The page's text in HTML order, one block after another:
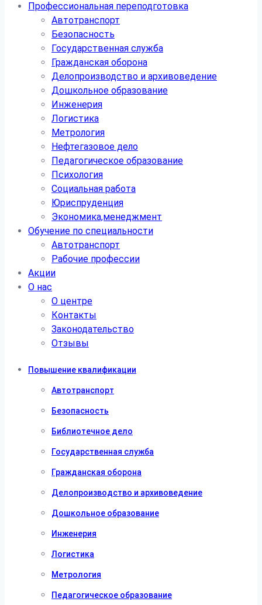
Профессиональная переподготовка
Автотранспорт
Безопасность
Государственная служба
Гражданская оборона
Делопроизводство и архивоведение
Дошкольное образование
Инженерия
Логистика
Метрология
Нефтегазовое дело
Педагогическое образование
Психология
Социальная работа
Юриспруденция
Экономика,менеджмент
Обучение по специальности
Автотранспорт
Рабочие профессии
Акции
О нас
О центре
Контакты
Законодательство
Отзывы
Повышение квалификации
Автотранспорт
Безопасность
Библиотечное дело
Государственная служба
Гражданская оборона
Делопроизводство и архивоведение
Дошкольное образование
Инженерия
Логистика
Метрология
Педагогическое образование